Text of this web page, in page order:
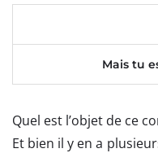
Mais tu
Quel est l’objet de ce
Et bien il y en a